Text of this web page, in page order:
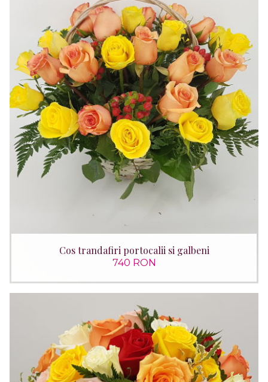
Cos trandafiri portocalii si galbeni
740 RON